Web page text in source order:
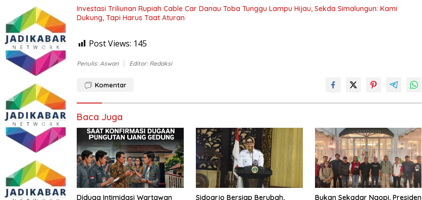
Investasi Triliunan Rupiah Cable Car Danau Toba Tunggu Lampu Hijau, Sekda Simalungun: Kami
Dukung, Tapi Harus Taat Aturan
Post Views: 145
Penulis: Aswan Editor: Redaksi
Komentar
Baca Juga
Diduga Intimidasi Wartawan Sidoarjo Bersiap Berubah, Bukan Sekadar Ngopi, Presiden